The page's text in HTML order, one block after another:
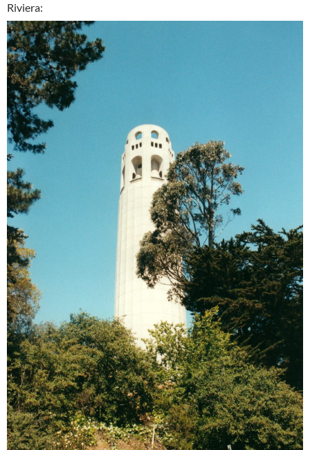
Riviera: